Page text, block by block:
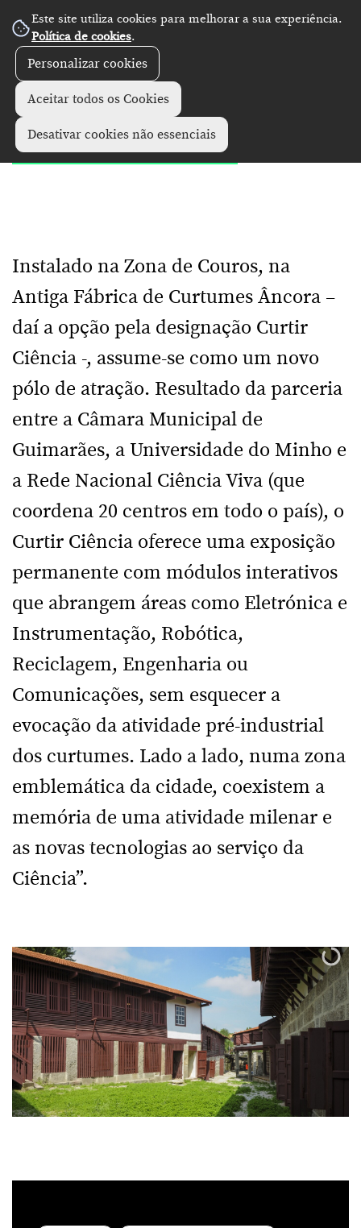
Este site utiliza cookies para melhorar a sua experiência.
Política de cookies.
Personalizar cookies
Aceitar todos os Cookies
Desativar cookies não essenciais
Diretório Monumentos e museus
Curtir Ciência
Instalado na Zona de Couros, na
Antiga Fábrica de Curtumes Âncora –
daí a opção pela designação Curtir
Ciência -, assume-se como um novo
pólo de atração. Resultado da parceria
entre a Câmara Municipal de
Guimarães, a Universidade do Minho e
a Rede Nacional Ciência Viva (que
coordena 20 centros em todo o país), o
Curtir Ciência oferece uma exposição
permanente com módulos interativos
que abrangem áreas como Eletrónica e
Instrumentação, Robótica,
Reciclagem, Engenharia ou
Comunicações, sem esquecer a
evocação da atividade pré-industrial
dos curtumes. Lado a lado, numa zona
emblemática da cidade, coexistem a
memória de uma atividade milenar e
as novas tecnologias ao serviço da
Ciência”.